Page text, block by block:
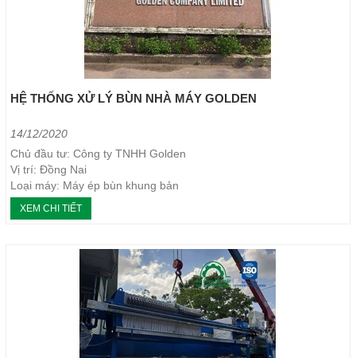
HỆ THỐNG XỬ LÝ BÙN NHÀ MÁY GOLDEN
14/12/2020
Chủ đầu tư: Công ty TNHH Golden
Vị trí: Đồng Nai
Loại máy: Máy ép bùn khung bản
Năm thực hiện: 2015
XEM CHI TIẾT